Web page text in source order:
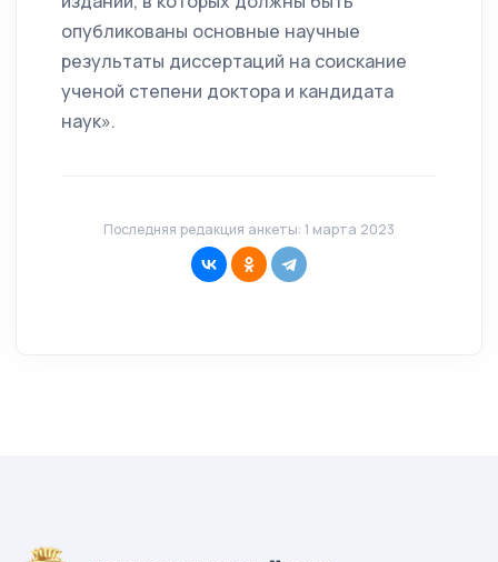
опубликованы основные научные
результаты диссертаций на соискание
ученой степени доктора и кандидата
наук».
Последняя редакция анкеты: 1 марта 2023